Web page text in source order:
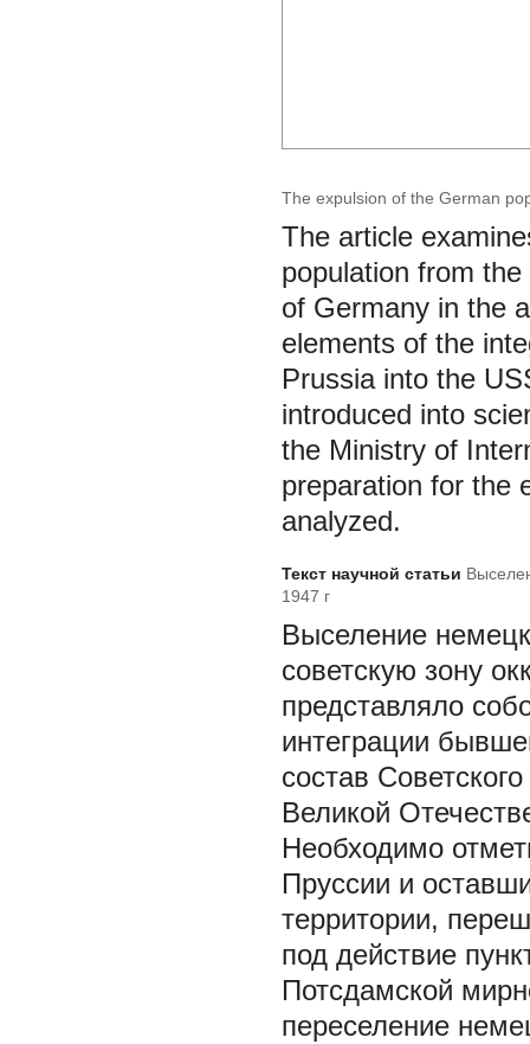
The expulsion of the German
The article
population from
of Germany in the
elements of the
Prussia into the
introduced into
the Ministry of
preparation for the
analyzed.
Текст научной статьи
1947 г
Выселение
советскую зону
представляло
интеграции
состав
Великой
Необходимо
Пруссии и
территории,
под действие
Потсдамской
переселение